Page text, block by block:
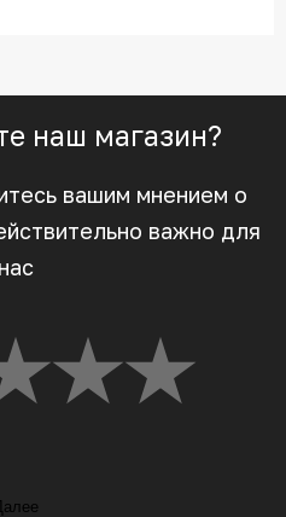
наш магазин?
вашим мнением о
важно для
нас